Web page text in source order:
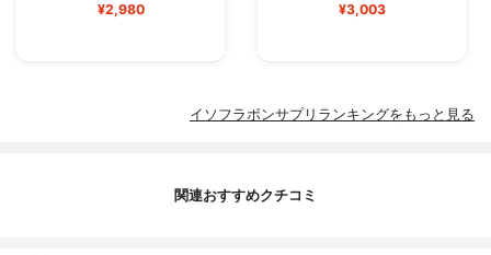
¥2,980 ¥3,003
イソフラボンサプリランキングをもっと見る
関連おすすめクチコミ